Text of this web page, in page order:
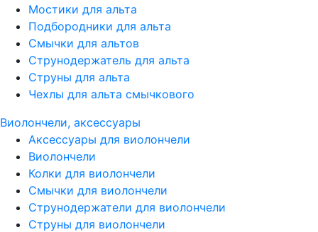
Мостики для альта
Подбородники для альта
Смычки для альтов
Струнодержатель для альта
Струны для альта
Чехлы для альта смычкового
Виолончели, аксессуары
Аксессуары для виолончели
Виолончели
Колки для виолончели
Смычки для виолончели
Струнодержатели для виолончели
Струны для виолончели